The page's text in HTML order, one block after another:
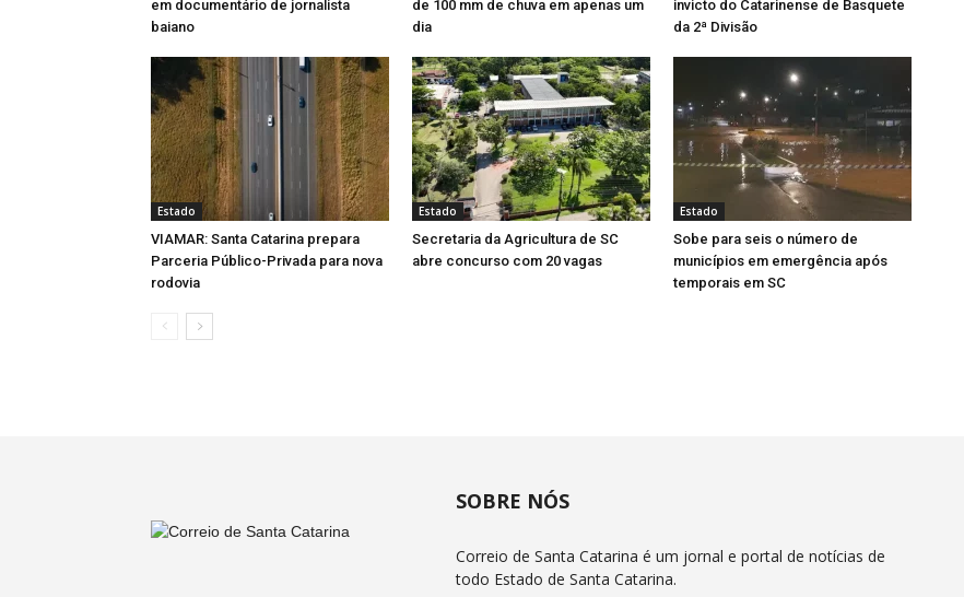
em documentário de jornalista
baiano
de 100 mm de chuva em apenas um
dia
invicto do Catarinense de Basquete
da 2ª Divisão
Estado
VIAMAR: Santa Catarina prepara
Parceria Público-Privada para nova
rodovia
Estado
Secretaria da Agricultura de SC
abre concurso com 20 vagas
Estado
Sobe para seis o número de
municípios em emergência após
temporais em SC
SOBRE NÓS
Correio de Santa Catarina é um jornal e portal de notícias de
todo Estado de Santa Catarina.